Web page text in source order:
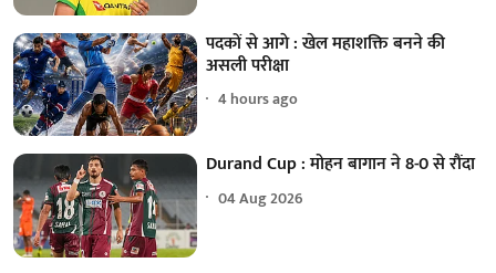
पदकों से आगे : खेल महाशक्ति बनने की
असली परीक्षा
4 hours ago
Durand Cup : मोहन बागान ने 8-0 से रौंदा
04 Aug 2026